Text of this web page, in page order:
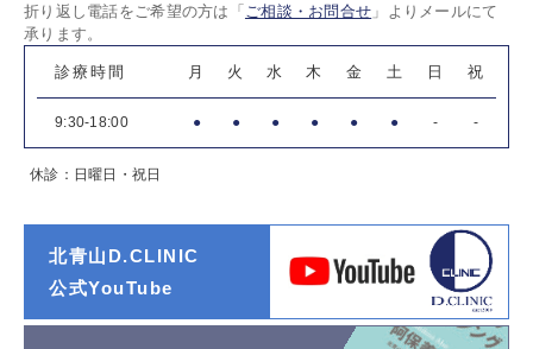
折り返し電話をご希望の方は「 ご相談・お問合せ 」よりメールにて
承ります。
診療時間 月 火 水 木 金 土 日 祝
9:30-18:00 ● ● ● ● ● ● - -
休診：日曜日・祝日
北青山D.CLINIC
公式YouTube